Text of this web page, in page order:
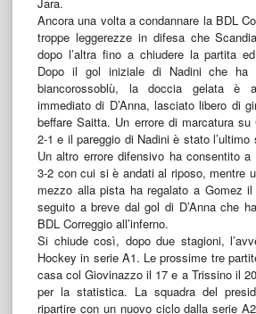
Ancora una volta a condannare la BDL
troppe leggerezze in difesa che
dopo l’altra fino a chiudere la partita
Dopo il gol iniziale di Nadini che ha
biancorossoblù, la doccia gelata è
immediato di D’Anna, lasciato libero di
beffare Saitta. Un errore di marcatura
2-1 e il pareggio di Nadini è stato l’ultimo
Un altro errore difensivo ha consentito
3-2 con cui si è andati al riposo, mentre
mezzo alla pista ha regalato a Gomez il
seguito a breve dal gol di D’Anna che
BDL Correggio all’inferno.
Si chiude così, dopo due stagioni,
Hockey in serie A1. Le prossime tre
casa col Giovinazzo il 17 e a Trissino il
per la statistica. La squadra del
ripartire con un nuovo ciclo dalla serie